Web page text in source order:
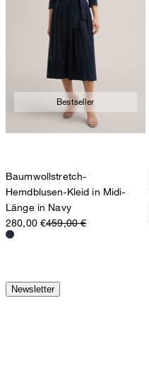
Bestseller
Baumwollstretch-
Hemdblusen-Kleid in Midi-
Länge in Navy
280,00 €459,00 €
Newsletter